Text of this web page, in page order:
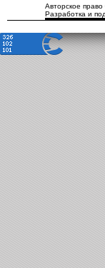
Авторское
Разработка и